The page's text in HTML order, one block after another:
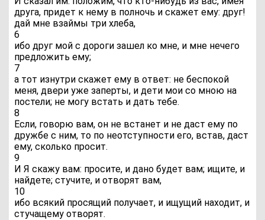
друга, придет к нему в полночь и скажет ему: друг!
дай мне взаймы три хлеба,
6
ибо друг мой с дороги зашел ко мне, и мне нечего
предложить ему;
7
а тот изнутри скажет ему в ответ: не беспокой
меня, двери уже заперты, и дети мои со мною на
постели; не могу встать и дать тебе.
8
Если, говорю вам, он не встанет и не даст ему по
дружбе с ним, то по неотступности его, встав, даст
ему, сколько просит.
9
И Я скажу вам: просите, и дано будет вам; ищите, и
найдете; стучите, и отворят вам,
10
ибо всякий просящий получает, и ищущий находит, и
стучащему отворят.